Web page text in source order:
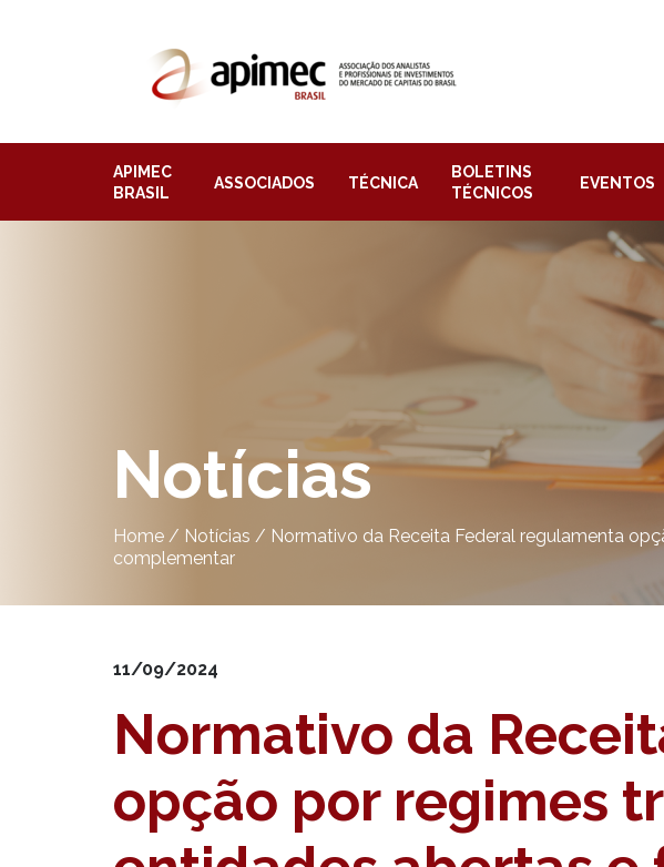
APIMEC
BRASIL
ASSOCIADOS TÉCNICA
BOLETINS
TÉCNICOS
EVENTOS
Notícias
Home / Notícias / Normativo da Receita Federal regulamenta
complementar
11/09/2024
Normativo da
opção por regimes